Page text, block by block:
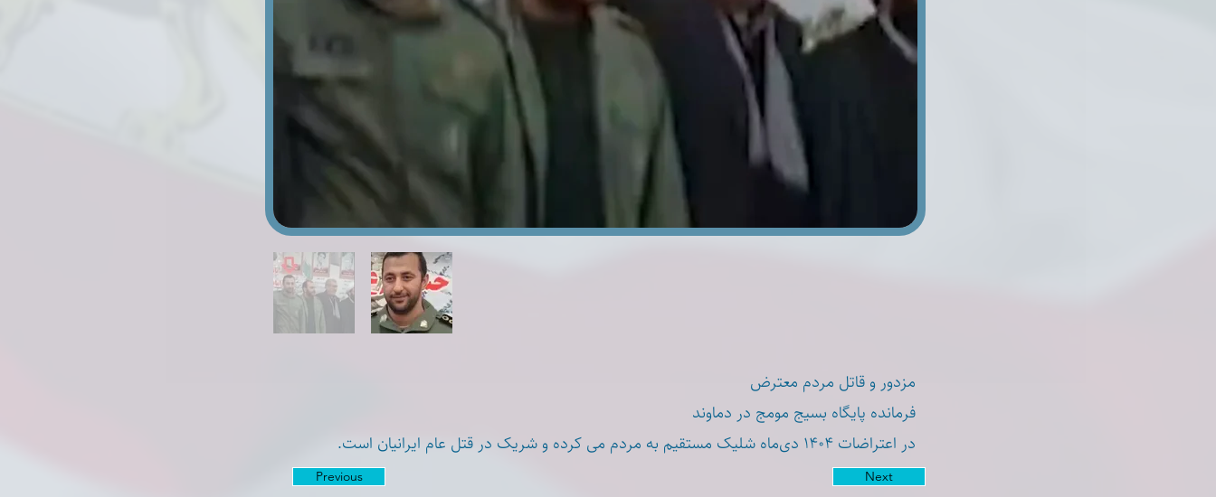
مزدور و قاتل مردم معترض
فرمانده پایگاه بسیج مومج در دماوند
در اعتراضات ۱۴۰۴ دی‌ماه شلیک مستقیم به مردم می کرده و شریک در قتل عام ایرانیان است.
Previous Next